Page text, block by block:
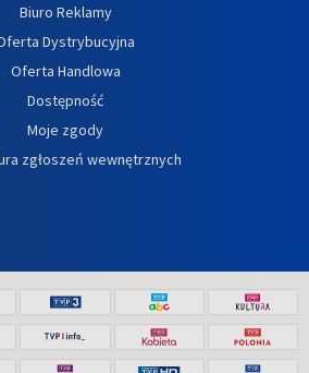
Biuro Reklamy
Dystrybucyjna
Oferta Handlowa
Dostępność
Moje zgody
zgłoszeń wewnętrznych